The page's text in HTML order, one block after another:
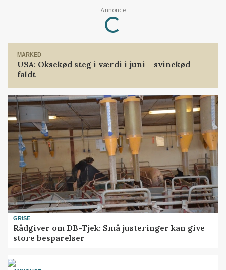
Annonce
Loading...
MARKED
USA: Oksekød steg i værdi i juni – svinekød
faldt
GRISE
Rådgiver om DB-Tjek: Små justeringer kan give
store besparelser